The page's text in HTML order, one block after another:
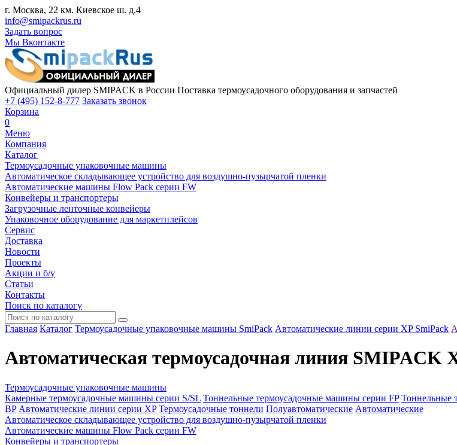
г. Москва, 22 км. Киевское ш. д.4
info@smipackrus.ru
Задать вопрос
Мы Вконтакте
Официальный дилер SMIPACK в России Поставка термоусадочного оборудования и запчастей
+7 (495) 152-8-777 Заказать звонок
Корзина
0
Меню
Компания
Каталог
Термоусадочные упаковочные машины
Автоматическое складывающее устройство для воздушно-пузырчатой пленки
Автоматические машины Flow Pack серии FW
Конвейеры и транспортеры
Загрузочные ленточные конвейеры
Упаковочное оборудование для маркетплейсов
Сервис
Доставка
Новости
Проекты
Акции и б/у
Статьи
Контакты
Поиск по каталогу
Главная Каталог Термоусадочные упаковочные машины SmiPack Автоматические линии серии XP SmiPack
Автоматическая термоусадочная линия SMIPACK
Термоусадочные упаковочные машины
Камерные термоусадочные машины серии S/SL Тоннельные термоусадочные машины серии FP Тоннельные
BP Автоматические линии серии XP Термоусадочные тоннели Полуавтоматические Автоматические
Автоматическое складывающее устройство для воздушно-пузырчатой пленки
Автоматические машины Flow Pack серии FW
Конвейеры и транспортеры